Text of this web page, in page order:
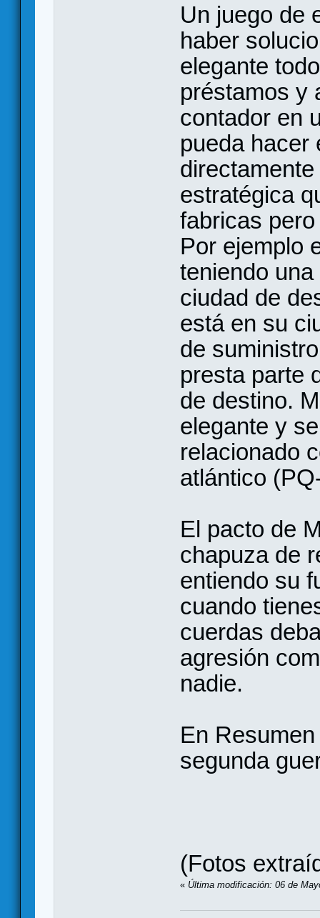
Un juego de
haber
elegante
préstamos y
contador en
pueda hacer
estratégica
fabricas
Por ejemplo
teniendo
ciudad de
está en su
de
presta parte
de destino.
elegante y
relacionado
atlántico
El pacto de
chapuza de
entiendo su
cuando
cuerdas
agresión
nadie.
En
segunda
(Fotos
« Última modificación: 06 de